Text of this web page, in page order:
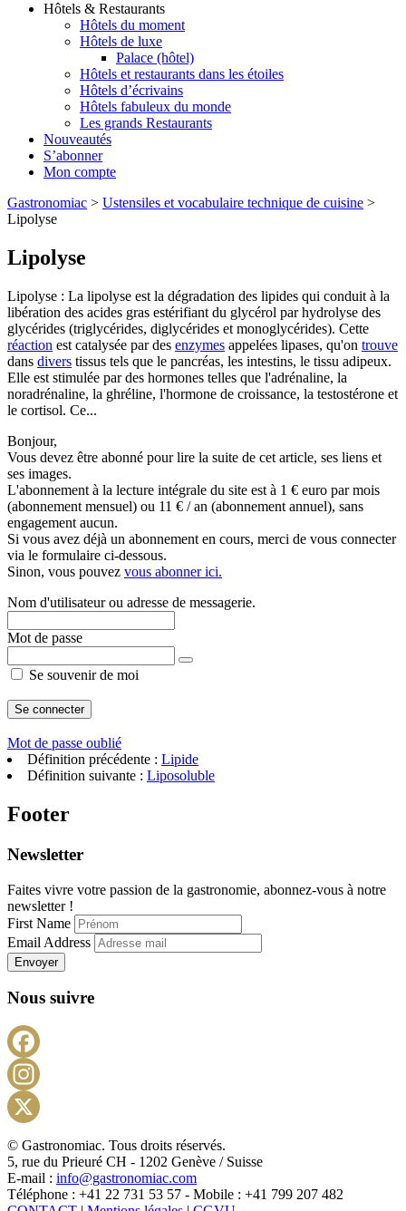
Hôtels & Restaurants
Hôtels du moment
Hôtels de luxe
Palace (hôtel)
Hôtels et restaurants dans les étoiles
Hôtels d’écrivains
Hôtels fabuleux du monde
Les grands Restaurants
Nouveautés
S’abonner
Mon compte
Gastronomiac > Ustensiles et vocabulaire technique de cuisine >
Lipolyse
Lipolyse
Lipolyse : La lipolyse est la dégradation des lipides qui conduit à la
libération des acides gras estérifiant du glycérol par hydrolyse des
glycérides (triglycérides, diglycérides et monoglycérides). Cette
réaction est catalysée par des enzymes appelées lipases, qu'on trouve
dans divers tissus tels que le pancréas, les intestins, le tissu adipeux.
Elle est stimulée par des hormones telles que l'adrénaline, la
noradrénaline, la ghréline, l'hormone de croissance, la testostérone et
le cortisol. Ce...
Bonjour,
Vous devez être abonné pour lire la suite de cet article, ses liens et
ses images.
L'abonnement à la lecture intégrale du site est à 1 € euro par mois
(abonnement mensuel) ou 11 € / an (abonnement annuel), sans
engagement aucun.
Si vous avez déjà un abonnement en cours, merci de vous connecter
via le formulaire ci-dessous.
Sinon, vous pouvez vous abonner ici.
Nom d'utilisateur ou adresse de messagerie.
Mot de passe
Se souvenir de moi
Mot de passe oublié
Définition précédente : Lipide
Définition suivante : Liposoluble
Footer
Newsletter
Faites vivre votre passion de la gastronomie, abonnez-vous à notre
newsletter !
First Name
Email Address
Envoyer
Nous suivre
X
© Gastronomiac. Tous droits réservés.
5, rue du Prieuré CH - 1202 Genève / Suisse
E-mail : info@gastronomiac.com
Téléphone : +41 22 731 53 57 - Mobile : +41 799 207 482